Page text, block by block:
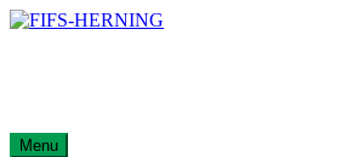
Spring
Menu